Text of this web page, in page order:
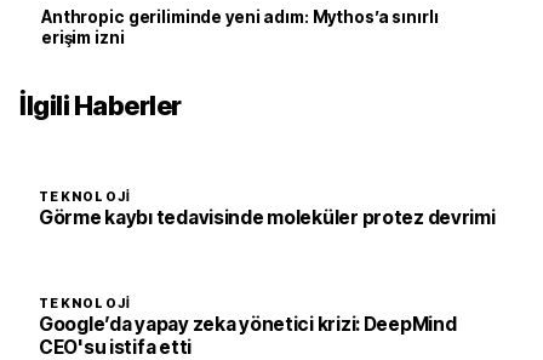
Anthropic geriliminde yeni adım: Mythos’a sınırlı
erişim izni
İlgili Haberler
TEKNOLOJI
Görme kaybı tedavisinde moleküler protez devrimi
TEKNOLOJI
Google’da yapay zeka yönetici krizi: DeepMind
CEO'su istifa etti